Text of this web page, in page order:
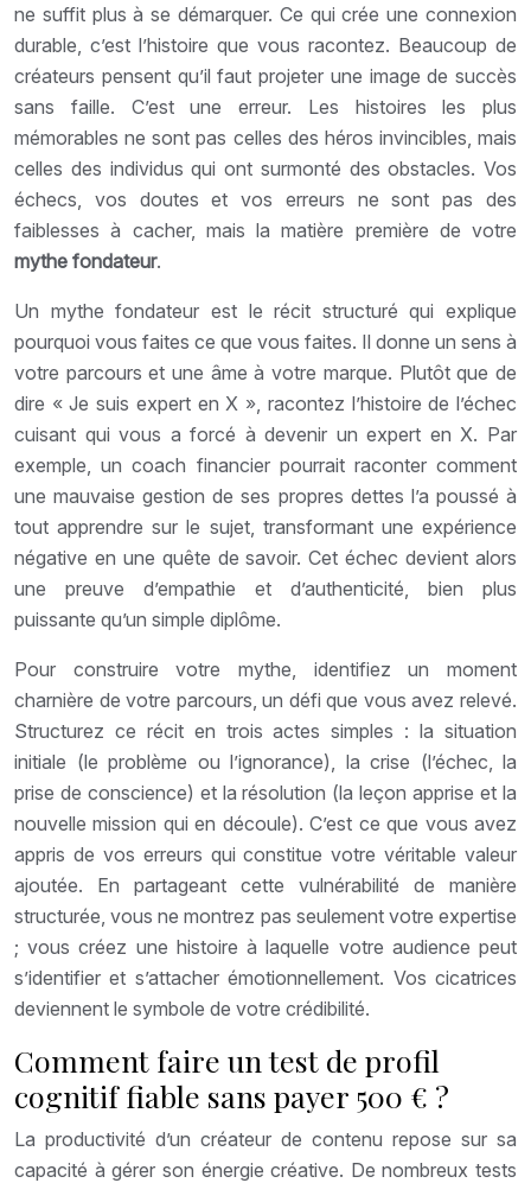
ne suffit plus à se démarquer. Ce qui crée une connexion
durable, c’est l’histoire que vous racontez. Beaucoup de
créateurs pensent qu’il faut projeter une image de succès
sans faille. C’est une erreur. Les histoires les plus
mémorables ne sont pas celles des héros invincibles, mais
celles des individus qui ont surmonté des obstacles. Vos
échecs, vos doutes et vos erreurs ne sont pas des
faiblesses à cacher, mais la matière première de votre
mythe fondateur.
Un mythe fondateur est le récit structuré qui explique
pourquoi vous faites ce que vous faites. Il donne un sens à
votre parcours et une âme à votre marque. Plutôt que de
dire « Je suis expert en X », racontez l’histoire de l’échec
cuisant qui vous a forcé à devenir un expert en X. Par
exemple, un coach financier pourrait raconter comment
une mauvaise gestion de ses propres dettes l’a poussé à
tout apprendre sur le sujet, transformant une expérience
négative en une quête de savoir. Cet échec devient alors
une preuve d’empathie et d’authenticité, bien plus
puissante qu’un simple diplôme.
Pour construire votre mythe, identifiez un moment
charnière de votre parcours, un défi que vous avez relevé.
Structurez ce récit en trois actes simples : la situation
initiale (le problème ou l’ignorance), la crise (l’échec, la
prise de conscience) et la résolution (la leçon apprise et la
nouvelle mission qui en découle). C’est ce que vous avez
appris de vos erreurs qui constitue votre véritable valeur
ajoutée. En partageant cette vulnérabilité de manière
structurée, vous ne montrez pas seulement votre expertise
; vous créez une histoire à laquelle votre audience peut
s’identifier et s’attacher émotionnellement. Vos cicatrices
deviennent le symbole de votre crédibilité.
Comment faire un test de profil
cognitif fiable sans payer 500 € ?
La productivité d’un créateur de contenu repose sur sa
capacité à gérer son énergie créative. De nombreux tests